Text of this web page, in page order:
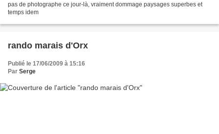
pas de photographe ce jour-là, vraiment dommage paysages superbes et
temps idem
rando marais d'Orx
Publié le 17/06/2009 à 15:16
Par Serge